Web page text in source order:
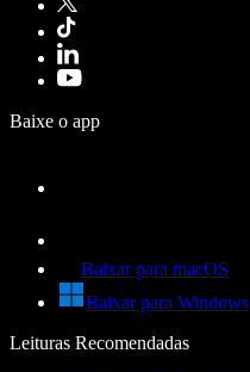
Baixe o app
Baixar para macOS
Baixar para Windows
Leituras Recomendadas